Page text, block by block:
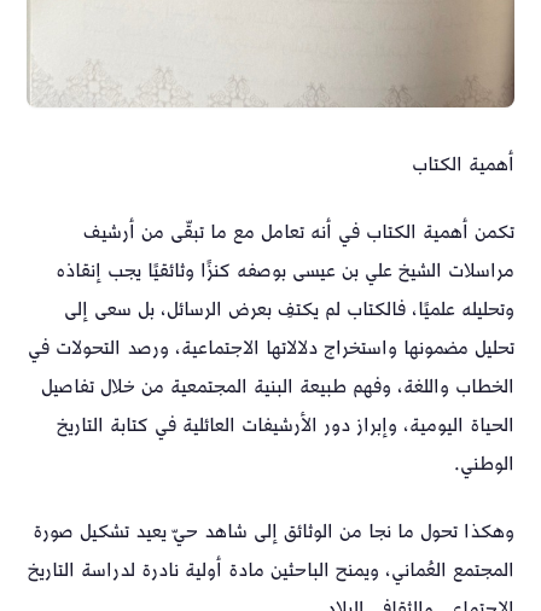
أهمية الكتاب
تكمن أهمية الكتاب في أنه تعامل مع ما تبقّى من أرشيف
مراسلات الشيخ علي بن عيسى بوصفه كنزًا وثائقيًا يجب إنقاذه
وتحليله علميًا، فالكتاب لم يكتفِ بعرض الرسائل، بل سعى إلى
تحليل مضمونها واستخراج دلالاتها الاجتماعية، ورصد التحولات في
الخطاب واللغة، وفهم طبيعة البنية المجتمعية من خلال تفاصيل
الحياة اليومية، وإبراز دور الأرشيفات العائلية في كتابة التاريخ
الوطني.
وهكذا تحول ما نجا من الوثائق إلى شاهد حيّ يعيد تشكيل صورة
المجتمع العُماني، ويمنح الباحثين مادة أولية نادرة لدراسة التاريخ